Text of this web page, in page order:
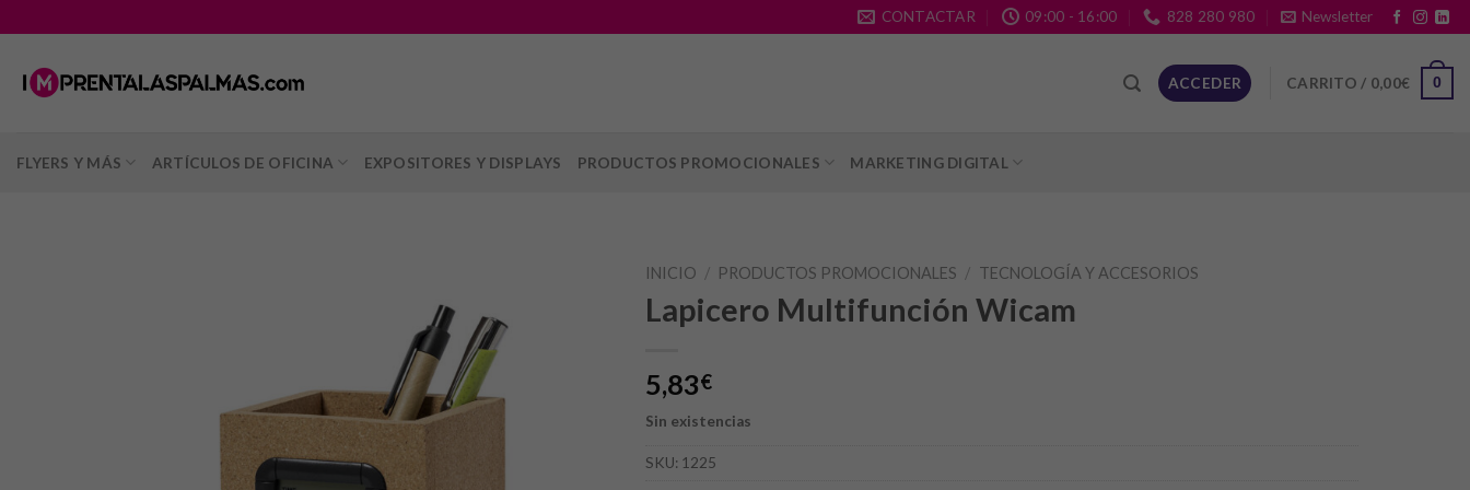
contenido
CONTACTAR 09:00 - 16:00 828 280 980 Newsletter
ACCEDER CARRITO / 0,00€ 0
FLYERS Y MÁS ARTÍCULOS DE OFICINA EXPOSITORES Y DISPLAYS PRODUCTOS PROMOCIONALES MARKETING DIGITAL
INICIO / PRODUCTOS PROMOCIONALES / TECNOLOGÍA Y ACCESORIOS
Lapicero Multifunción Wicam
5,83€
Sin existencias
SKU: 1225